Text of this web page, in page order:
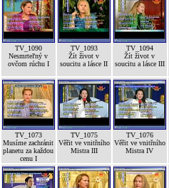
TV_1090
Nesmrteľný v
ovčom rúchu I
TV_1093
Žít život v
soucitu a lásce II
TV_1094
Žít život v
soucitu a lásce III
TV_1073
Musíme zachránit
planetu za každou
cenu I
TV_1075
Věřit ve vnitřního
Mistra III
TV_1076
Věřit ve vnitřního
Mistra IV